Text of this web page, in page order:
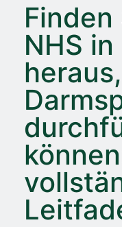
Finden
NHS